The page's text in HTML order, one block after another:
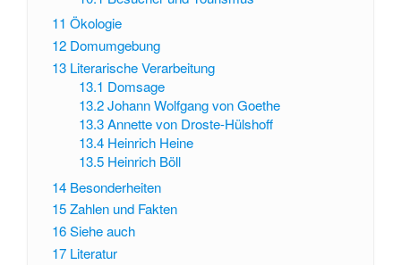
11 Ökologie
12 Domumgebung
13 Literarische Verarbeitung
13.1 Domsage
13.2 Johann Wolfgang von Goethe
13.3 Annette von Droste-Hülshoff
13.4 Heinrich Heine
13.5 Heinrich Böll
14 Besonderheiten
15Zahlen und Fakten
16Siehe auch
17 Literatur